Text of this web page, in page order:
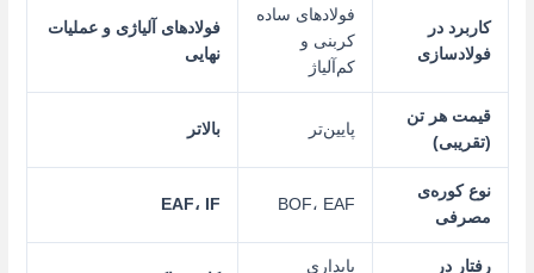
کاربرد در
فولادسازی
فولادهای ساده
کربنی و
کم‌آلیاژ
فولادهای آلیاژی و عملیات
نهایی
قیمت هر تن
(تقریبی)
پایین‌تر بالاتر
نوع کوره‌ی
مصرفی
BOF، EAF EAF، IF
رفتار در پایداری